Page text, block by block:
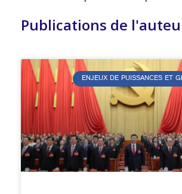
Publications de
ENJEUX DE PUISSANCES ET